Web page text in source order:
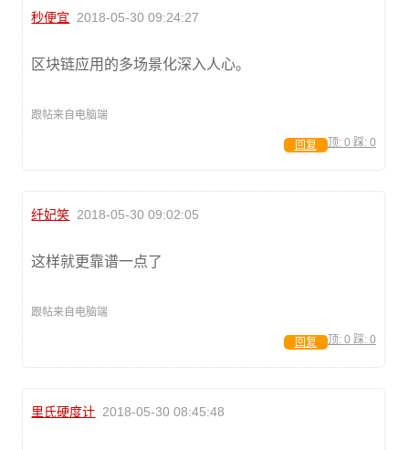
秒便宜 2018-05-30 09:24:27
区块链应用的多场景化深入人心。
跟帖来自电脑端
顶: 0 踩: 0
回复
纤妃笑 2018-05-30 09:02:05
这样就更靠谱一点了
跟帖来自电脑端
顶: 0 踩: 0
回复
里氏硬度计 2018-05-30 08:45:48